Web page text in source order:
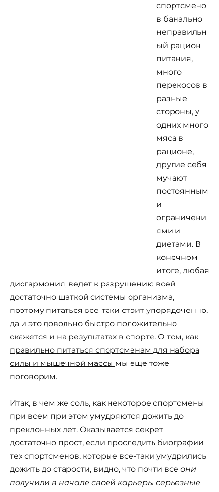
спортсмено
в банально
неправильн
ый рацион
питания,
много
перекосов в
разные
стороны, у
одних много
мяса в
рационе,
другие себя
мучают
постоянным
и
ограничени
ями и
диетами. В
конечном
итоге, любая
дисгармония, ведет к разрушению всей
достаточно шаткой системы организма,
поэтому питаться все-таки стоит упорядоченно,
да и это довольно быстро положительно
скажется и на результатах в спорте. О том, как
правильно питаться спортсменам для набора
силы и мышечной массы мы еще тоже
поговорим.
Итак, в чем же соль, как некоторое спортсмены
при всем при этом умудряются дожить до
преклонных лет. Оказывается секрет
достаточно прост, если проследить биографии
тех спортсменов, которые все-таки умудрились
дожить до старости, видно, что почти все они
получили в начале своей карьеры серьезные